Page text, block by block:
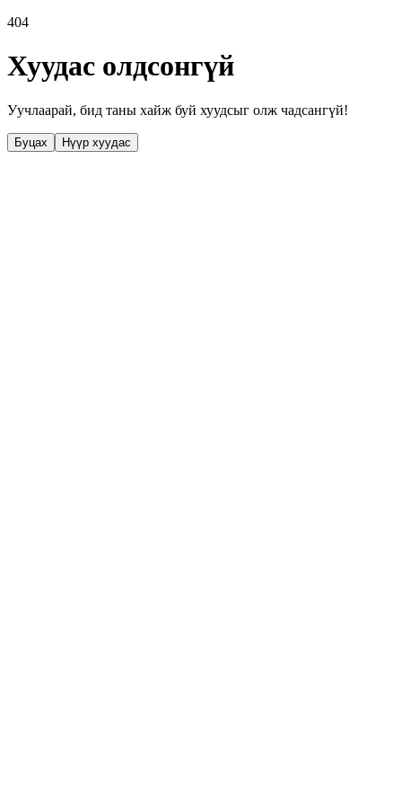
404
Хуудас олдсонгүй
Уучлаарай, бид таны хайж буй хуудсыг олж чадсангүй!
Буцах Нүүр хуудас